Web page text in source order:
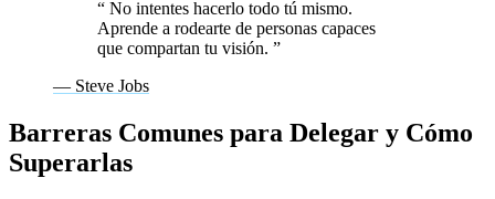
“ No intentes hacerlo todo tú mismo.
Aprende a rodearte de personas capaces
que compartan tu visión. ”
— Steve Jobs
Barreras Comunes para Delegar y Cómo
Superarlas